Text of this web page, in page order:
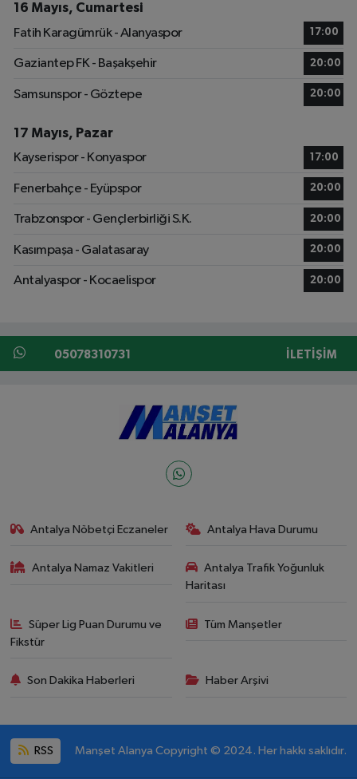
16 Mayıs, Cumartesi
Fatih Karagümrük - Alanyaspor
17:00
Gaziantep FK - Başakşehir 20:00
Samsunspor - Göztepe 20:00
17 Mayıs, Pazar
Kayserispor - Konyaspor
17:00
Fenerbahçe - Eyüpspor 20:00
Trabzonspor - Gençlerbirliği S.K. 20:00
Kasımpaşa - Galatasaray 20:00
Antalyaspor - Kocaelispor 20:00
05078310731 İLETIŞIM
Antalya Nöbetçi Eczaneler Antalya Hava Durumu
Antalya Namaz Vakitleri
Antalya Trafik Yoğunluk
Haritası
Süper Lig Puan Durumu ve
Fikstür
Tüm Manşetler
Son Dakika Haberleri Haber Arşivi
RSS Manşet Alanya Copyright © 2024. Her hakkı saklıdır.